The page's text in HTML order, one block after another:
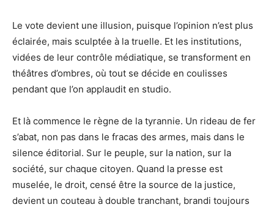
Le vote devient une illusion, puisque l’opinion n’est plus
éclairée, mais sculptée à la truelle. Et les institutions,
vidées de leur contrôle médiatique, se transforment en
théâtres d’ombres, où tout se décide en coulisses
pendant que l’on applaudit en studio.
Et là commence le règne de la tyrannie. Un rideau de fer
s’abat, non pas dans le fracas des armes, mais dans le
silence éditorial. Sur le peuple, sur la nation, sur la
société, sur chaque citoyen. Quand la presse est
muselée, le droit, censé être la source de la justice,
devient un couteau à double tranchant, brandi toujours